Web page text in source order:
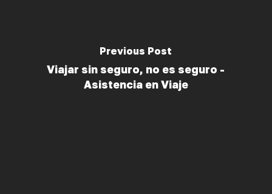
Previous Post
Viajar sin seguro, no es seguro -
Asistencia en Viaje